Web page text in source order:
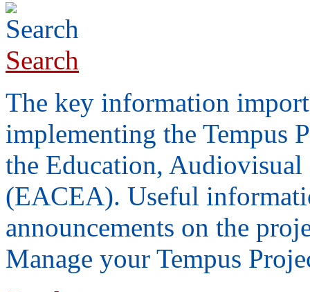
Search
The key information
implementing the Tempus
the Education,
(EACEA). Useful
announcements on the
Manage your Tempus